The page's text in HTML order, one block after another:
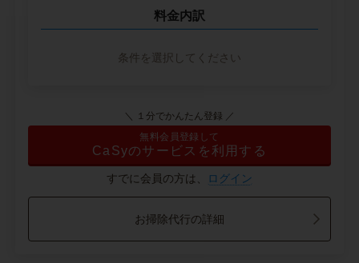
料金内訳
条件を選択してください
＼ １分でかんたん登録 ／
無料会員登録して
CaSyのサービスを利用する
すでに会員の方は、 ログイン
お掃除代行の詳細